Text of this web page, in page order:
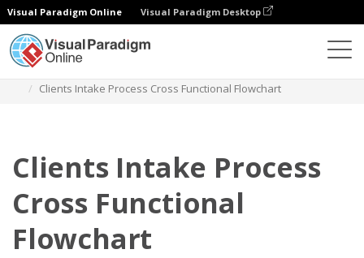
Visual Paradigm Online Visual Paradigm Desktop
Clients Intake Process Cross Functional Flowchart
Clients Intake Process
Cross Functional
Flowchart